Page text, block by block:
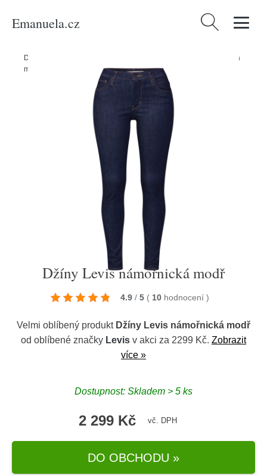
Emanuela.cz Vyhledávání
Domů
Džíny Levis námořnická
modř
Džíny Levis námořnická modř
4.9 / 5 ( 10 hodnocení )
Velmi oblíbený produkt Džíny Levis námořnická modř
od oblíbené značky Levis v akci za 2299 Kč. Zobrazit
více »
Dostupnost: Skladem > 5 ks
2 299 Kč vč. DPH
DO OBCHODU »